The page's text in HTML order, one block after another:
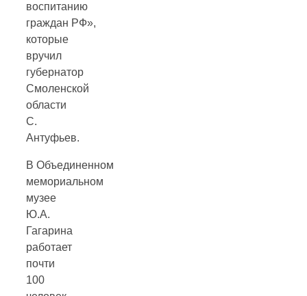
воспитанию
граждан РФ»,
которые
вручил
губернатор
Смоленской
области
С.
Антуфьев.
В Объединенном
мемориальном
музее
Ю.А.
Гагарина
работает
почти
100